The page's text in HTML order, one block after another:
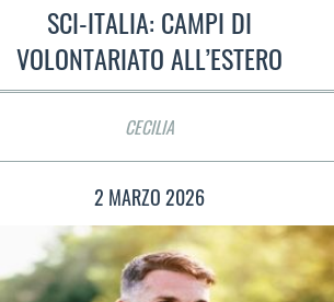
SCI-ITALIA: CAMPI DI
VOLONTARIATO ALL’ESTERO
CECILIA
2 MARZO 2026